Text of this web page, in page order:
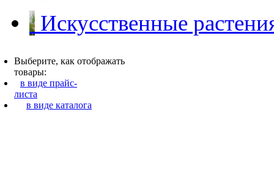
Искусственные
Выберите, как отображать
товары:
в виде прайс-
листа
в виде каталога